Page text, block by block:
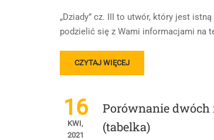
„Dziady” cz. III to utwór, który jest
podzielić się z Wami informacjami na
READ
MORE
ADAM
MICKIEWICZ
„DZIADY”
CZ.
CZYTAJ WIĘCEJ
16
KWI,
2021
Porównanie dwóch
(tabelka)